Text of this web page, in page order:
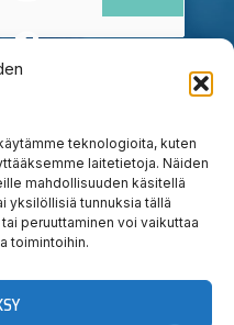
teknologioita, kuten
laitetietoja. Näiden
mahdollisuuden käsitellä
yksilöllisiä tunnuksia tällä
peruuttaminen voi vaikuttaa
toimintoihin.
s
r
a
m
c
o
k
t
t
e
r
u
e
k